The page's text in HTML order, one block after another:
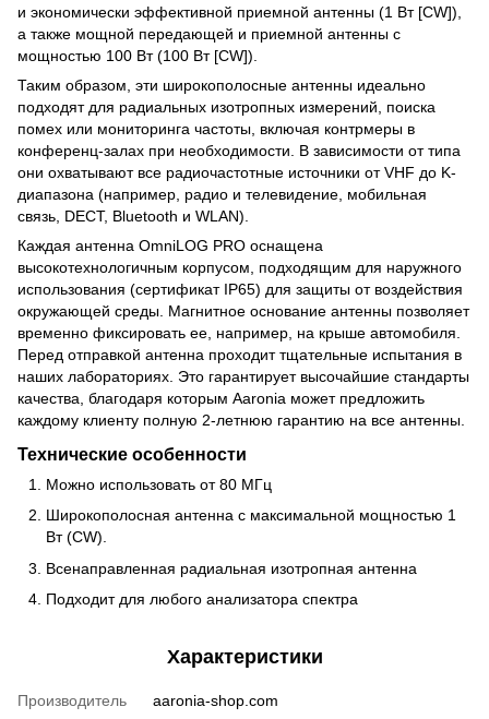
и экономически эффективной приемной антенны (1 Вт [CW]),
а также мощной передающей и приемной антенны с
мощностью 100 Вт (100 Вт [CW]).
Таким образом, эти широкополосные антенны идеально
подходят для радиальных изотропных измерений, поиска
помех или мониторинга частоты, включая контрмеры в
конференц-залах при необходимости. В зависимости от типа
они охватывают все радиочастотные источники от VHF до K-
диапазона (например, радио и телевидение, мобильная
связь, DECT, Bluetooth и WLAN).
Каждая антенна OmniLOG PRO оснащена
высокотехнологичным корпусом, подходящим для наружного
использования (сертификат IP65) для защиты от воздействия
окружающей среды. Магнитное основание антенны позволяет
временно фиксировать ее, например, на крыше автомобиля.
Перед отправкой антенна проходит тщательные испытания в
наших лабораториях. Это гарантирует высочайшие стандарты
качества, благодаря которым Aaronia может предложить
каждому клиенту полную 2-летнюю гарантию на все антенны.
Технические особенности
Можно использовать от 80 МГц
Широкополосная антенна с максимальной мощностью 1
Вт (CW).
Всенаправленная радиальная изотропная антенна
Подходит для любого анализатора спектра
Характеристики
Производитель
aaronia-shop.com